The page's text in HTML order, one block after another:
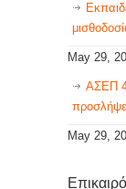
May 29,
ΑΣΕΠ
May 29,